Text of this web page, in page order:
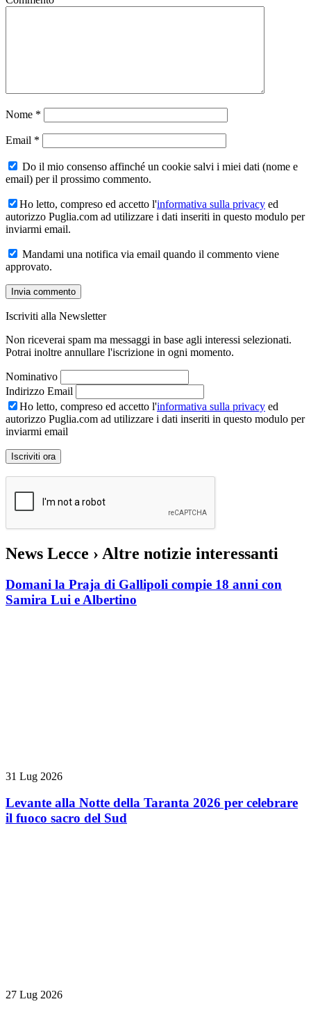
Nome *
Email *
Do il mio consenso affinché un cookie salvi i miei dati (nome e
email) per il prossimo commento.
Ho letto, compreso ed accetto l'informativa sulla privacy ed
autorizzo Puglia.com ad utilizzare i dati inseriti in questo modulo per
inviarmi email.
Mandami una notifica via email quando il commento viene
approvato.
Iscriviti alla Newsletter
Non riceverai spam ma messaggi in base agli interessi selezionati.
Potrai inoltre annullare l'iscrizione in ogni momento.
Nominativo
Indirizzo Email
Ho letto, compreso ed accetto l'informativa sulla privacy ed
autorizzo Puglia.com ad utilizzare i dati inseriti in questo modulo per
inviarmi email
News Lecce › Altre notizie interessanti
Domani la Praja di Gallipoli compie 18 anni con
Samira Lui e Albertino
31 Lug 2026
Levante alla Notte della Taranta 2026 per celebrare
il fuoco sacro del Sud
27 Lug 2026